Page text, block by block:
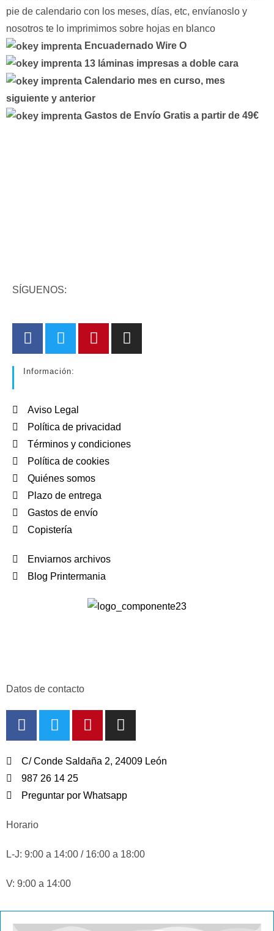
pie de calendario con los meses, días, etc, envíanoslo y
nosotros te lo imprimimos sobre hojas en blanco
Encuadernado Wire O
13 láminas impresas a doble cara
Calendario mes en curso, mes
siguiente y anterior
Gastos de Envío Gratis a partir de 49€
SÍGUENOS:
Información:
Aviso Legal
Política de privacidad
Términos y condiciones
Política de cookies
Quiénes somos
Plazo de entrega
Gastos de envío
Copistería
Enviarnos archivos
Blog Printermania
Datos de contacto
C/ Conde Saldaña 2, 24009 León
987 26 14 25
Preguntar por Whatsapp
Horario
L-J: 9:00 a 14:00 / 16:00 a 18:00
V: 9:00 a 14:00